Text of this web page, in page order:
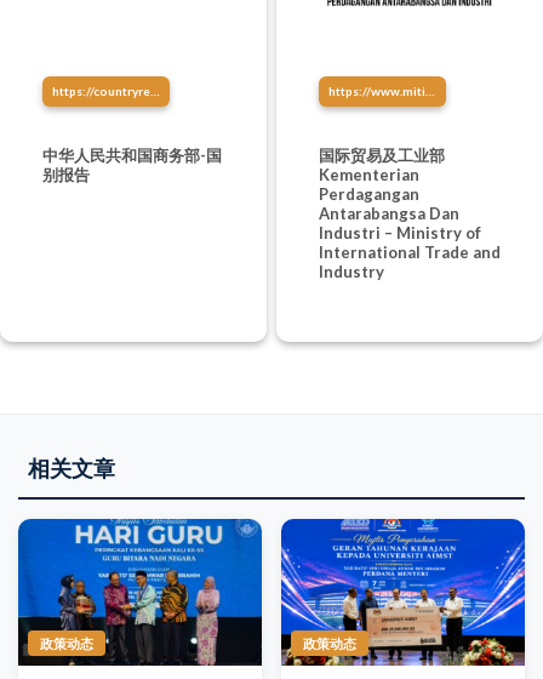
https://countryreport.mofcom.gov.cn/
中华人民共和国商务部-国
别报告
国际贸易及工业部
Kementerian
Perdagangan
Antarabangsa Dan
Industri – Ministry of
International Trade and
Industry
相关文章
政策动态 政策动态